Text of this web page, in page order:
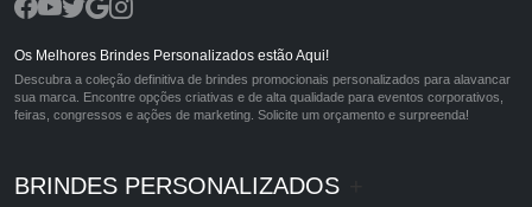
Os Melhores Brindes Personalizados estão Aqui!
Descubra a coleção definitiva de brindes promocionais personalizados para alavancar
sua marca. Encontre opções criativas e de alta qualidade para eventos corporativos,
feiras, congressos e ações de marketing. Solicite um orçamento e surpreenda!
BRINDES PERSONALIZADOS